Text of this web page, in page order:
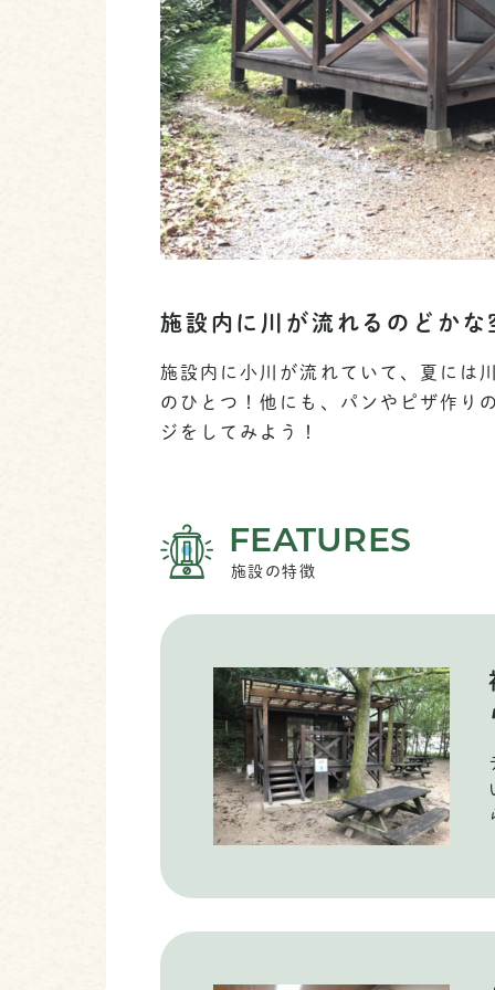
施設内に川が流れるのどかな
施設内に小川が流れていて、夏には
のひとつ！他にも、パンやピザ作り
ジをしてみよう！
FEATURES
施設の特徴